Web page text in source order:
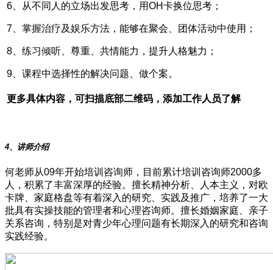
6、从不同人的立场出发思考，用OH卡换位思考；
7、掌握治疗及娱乐方法，能够在聚会、团体活动中使用；
8、练习倾听、尊重、共情能力，提升人格魅力；
9、课程中选择性的解决问题、做个案。
更多具体内容，可扫描底部二维码，添加工作人员了解
4、讲师介绍
何老师从09年开始培训咨询师，目前累计培训咨询师2000多
人，积累了丰富深厚的经验。擅长精神分析、人本主义，对欧
卡牌、家庭格盘等有着深入的研究、实践及推广，培养了一大
批具有实操技能的管理者和心理咨询师。擅长婚姻家庭、亲子
关系咨询，特别是对青少年心理问题有长期深入的研究和咨询
实践经验。